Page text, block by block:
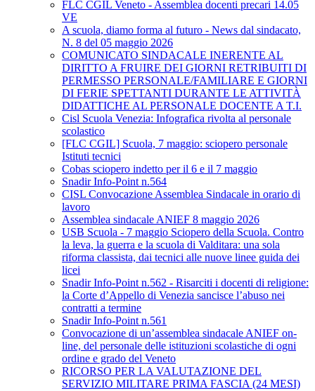
FLC CGIL Veneto - Assemblea docenti precari 14.05
VE
A scuola, diamo forma al futuro - News dal sindacato,
N. 8 del 05 maggio 2026
COMUNICATO SINDACALE INERENTE AL
DIRITTO A FRUIRE DEI GIORNI RETRIBUITI DI
PERMESSO PERSONALE/FAMILIARE E GIORNI
DI FERIE SPETTANTI DURANTE LE ATTIVITÀ
DIDATTICHE AL PERSONALE DOCENTE A T.I.
Cisl Scuola Venezia: Infografica rivolta al personale
scolastico
[FLC CGIL] Scuola, 7 maggio: sciopero personale
Istituti tecnici
Cobas sciopero indetto per il 6 e il 7 maggio
Snadir Info-Point n.564
CISL Convocazione Assemblea Sindacale in orario di
lavoro
Assemblea sindacale ANIEF 8 maggio 2026
USB Scuola - 7 maggio Sciopero della Scuola. Contro
la leva, la guerra e la scuola di Valditara: una sola
riforma classista, dai tecnici alle nuove linee guida dei
licei
Snadir Info-Point n.562 - Risarciti i docenti di religione:
la Corte d’Appello di Venezia sancisce l’abuso nei
contratti a termine
Snadir Info-Point n.561
Convocazione di un’assemblea sindacale ANIEF on-
line, del personale delle istituzioni scolastiche di ogni
ordine e grado del Veneto
RICORSO PER LA VALUTAZIONE DEL
SERVIZIO MILITARE PRIMA FASCIA (24 MESI)